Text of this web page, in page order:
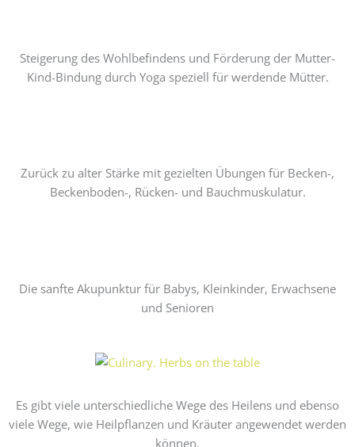
Steigerung des Wohlbefindens und Förderung der Mutter-
Kind-Bindung durch Yoga speziell für werdende Mütter.
Zurück zu alter Stärke mit gezielten Übungen für Becken-,
Beckenboden-, Rücken- und Bauchmuskulatur.
Die sanfte Akupunktur für Babys, Kleinkinder, Erwachsene
und Senioren
Es gibt viele unterschiedliche Wege des Heilens und ebenso
viele Wege, wie Heilpflanzen und Kräuter angewendet werden
können.